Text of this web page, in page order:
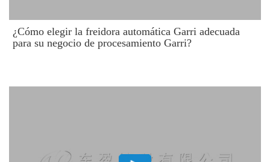
¿Cómo elegir la freidora automática Garri adecuada
para su negocio de procesamiento Garri?